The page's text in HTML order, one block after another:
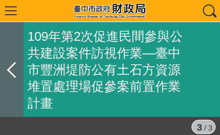
109年第2次促進民間參與公
共建設案件訪視作業—臺中
市豐洲堤防公有土石方資源
堆置處理場促參案前置作業
計畫
3 / 3